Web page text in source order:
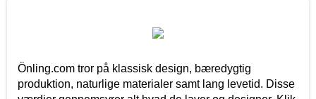
Önling.com tror på klassisk design, bæredygtig
produktion, naturlige materialer samt lang levetid. Disse